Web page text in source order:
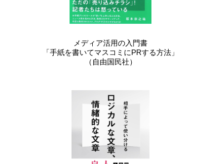
メディア活用の入門書
「手紙を書いてマスコミにPRする方法」
（自由国民社）